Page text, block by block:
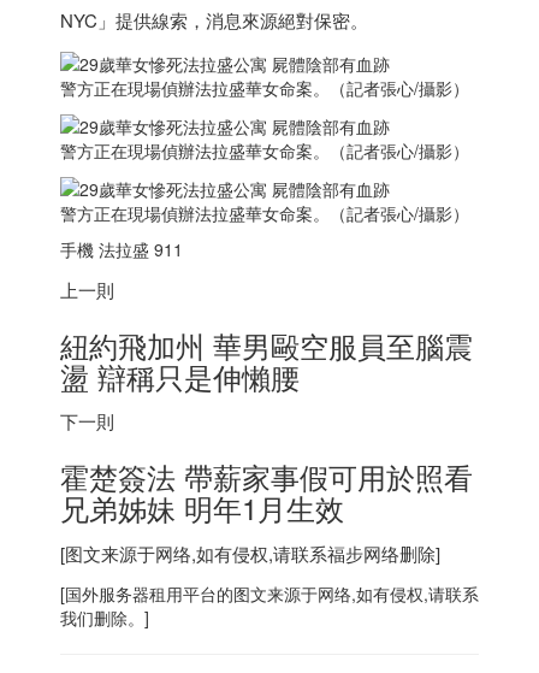
NYC」提供線索，消息來源絕對保密。
警方正在現場偵辦法拉盛華女命案。（記者張心/攝影）
警方正在現場偵辦法拉盛華女命案。（記者張心/攝影）
警方正在現場偵辦法拉盛華女命案。（記者張心/攝影）
手機 法拉盛 911
上一則
紐約飛加州 華男毆空服員至腦震
盪 辯稱只是伸懶腰
下一則
霍楚簽法 帶薪家事假可用於照看
兄弟姊妹 明年1月生效
[图文来源于网络,如有侵权,请联系福步网络删除]
[国外服务器租用平台的图文来源于网络,如有侵权,请联系
我们删除。]